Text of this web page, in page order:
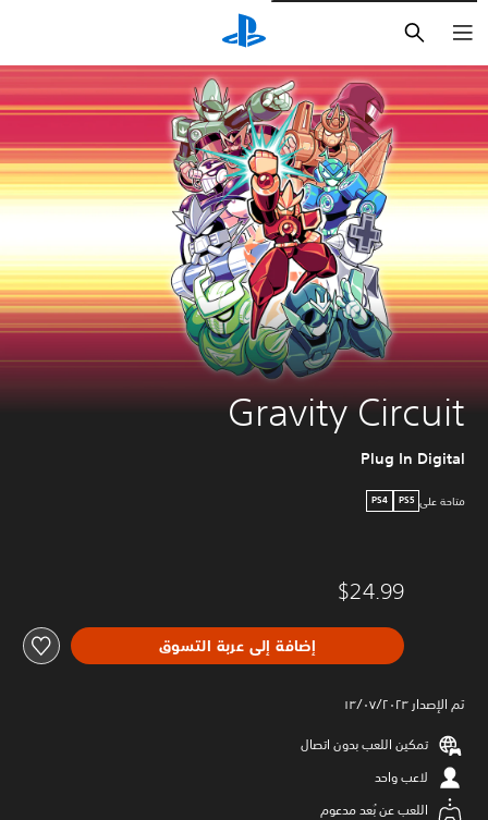
Gravity Circuit
Plug In Digital
متاحة على PS5
PS4
$24.99
إضافة إلى عربة التسوق
تم الإصدار ١٣/٠٧/٢٠٢٣
تمكين اللعب بدون اتصال
لاعب واحد
اللعب عن بُعد مدعوم